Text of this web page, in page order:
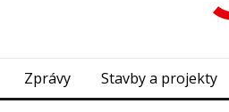
Zprávy Stavby a projekty